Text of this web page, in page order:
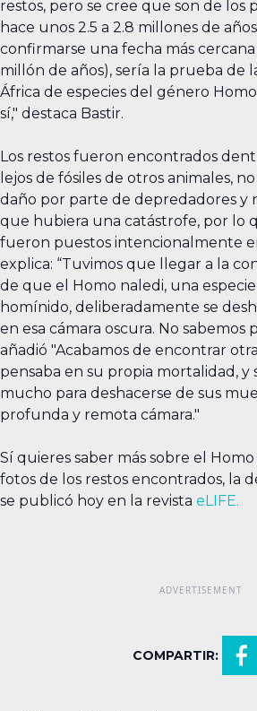
restos, pero se cree que son de los
hace unos 2.5 a 2.8 millones de
confirmarse una fecha más
millón de años), sería la prueba de
África de especies del género
sí," destaca Bastir.
Los restos fueron encontrados
lejos de fósiles de otros animales,
daño por parte de depredadores y
que hubiera una catástrofe, por lo
fueron puestos intencionalmente
explica: “Tuvimos que llegar a la
de que el Homo naledi, una
homínido, deliberadamente se
en esa cámara oscura. No sabemos
añadió "Acabamos de encontrar
pensaba en su propia mortalidad, y
mucho para deshacerse de sus
profunda y remota cámara."
Sí quieres saber más sobre el
fotos de los restos encontrados, la
se publicó hoy en la revista eLIFE.
COMPARTIR: